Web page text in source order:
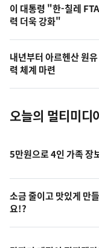
오
늘
의
사
진
이 대통령 "한-칠레
력 더욱 강화"
내년부터 아르헨산 원
력 체계 마련
오늘의 멀티미디
5만원으로 4인 가족 장
소금 줄이고 맛있게 만
요!?